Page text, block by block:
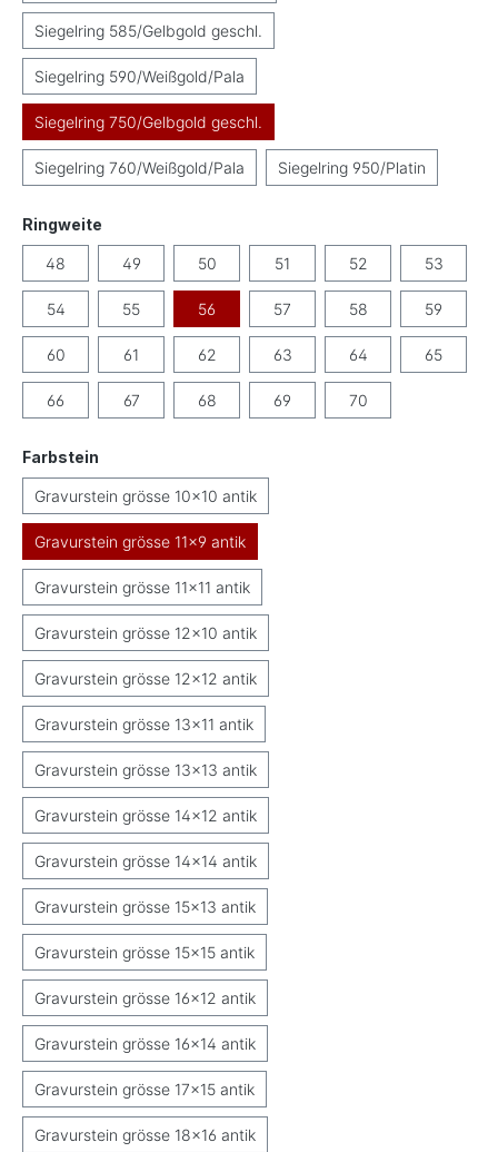
Siegelring 585/Gelbgold geschl.
Siegelring 590/Weißgold/Pala
Siegelring 750/Gelbgold geschl.
Siegelring 760/Weißgold/Pala Siegelring 950/Platin
Ringweite
48 49 50 51 52 53
54 55 56 57 58 59
60 61 62 63 64 65
66 67 68 69 70
Farbstein
Gravurstein grösse 10x10 antik
Gravurstein grösse 11x9 antik
Gravurstein grösse 11x11 antik
Gravurstein grösse 12x10 antik
Gravurstein grösse 12x12 antik
Gravurstein grösse 13x11 antik
Gravurstein grösse 13x13 antik
Gravurstein grösse 14x12 antik
Gravurstein grösse 14x14 antik
Gravurstein grösse 15x13 antik
Gravurstein grösse 15x15 antik
Gravurstein grösse 16x12 antik
Gravurstein grösse 16x14 antik
Gravurstein grösse 17x15 antik
Gravurstein grösse 18x16 antik